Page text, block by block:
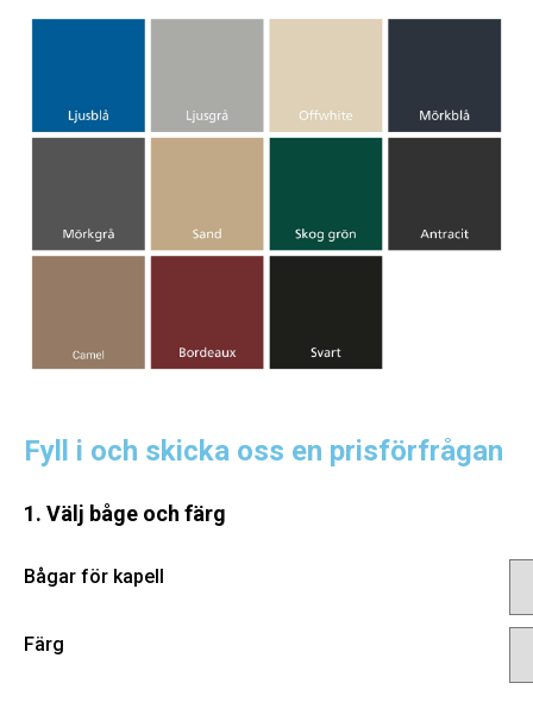
Fyll i och skicka oss en prisförfrågan
1. Välj båge och färg
Bågar för kapell
Färg